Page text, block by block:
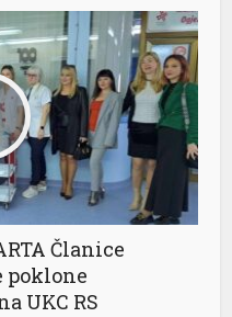
Članice
poklone
UKC RS